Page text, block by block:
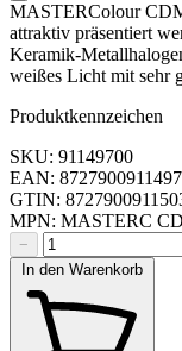
MASTERColour
attraktiv präsentiert
Keramik-
weißes Licht mit sehr
Produktkennzeichen
SKU: 91149700
EAN: 8727900911497
GTIN:
MPN: MASTERC
−
In den Warenkorb